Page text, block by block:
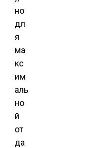
но
дл
я
ма
кс
им
аль
но
й
от
да